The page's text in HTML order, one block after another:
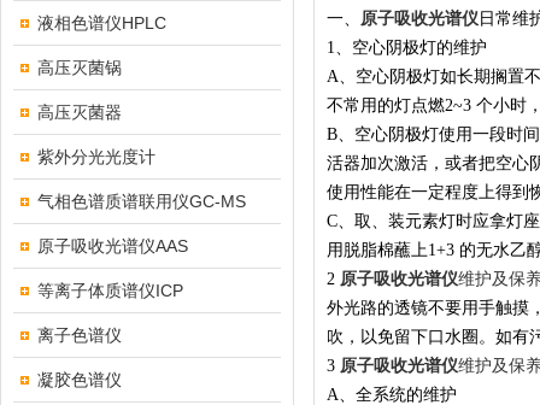
液相色谱仪HPLC
高压灭菌锅
高压灭菌器
紫外分光光度计
气相色谱质谱联用仪GC-MS
原子吸收光谱仪AAS
等离子体质谱仪ICP
离子色谱仪
凝胶色谱仪
一、 原子吸收光谱仪 日常维
1、空心阴极灯的维护
A、空心阴极灯如长期搁置
不常用的灯点燃2~3 个小时
B、空心阴极灯使用一段时
活器加次激活，或者把空心
使用性能在一定程度上得到
C、取、装元素灯时应拿灯
用脱脂棉蘸上1+3 的无水乙
2 原子吸收光谱仪维护及保
外光路的透镜不要用手触摸
吹，以免留下口水圈。如有
3 原子吸收光谱仪维护及保
A、全系统的维护